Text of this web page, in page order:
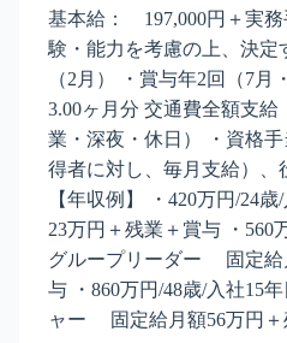
基本給： 197,000円＋実
験・能力を考慮の上、決定
（2月） ・賞与年2回（7
3.00ヶ月分 交通費全額支
業・深夜・休日） ・資格
得者に対し、毎月支給）、
【年収例】 ・420万円/24
23万円＋残業＋賞与 ・560
グループリーダー 固定給
与 ・860万円/48歳/入社15
ャー 固定給月額56万円＋